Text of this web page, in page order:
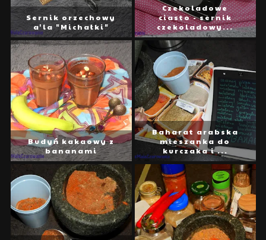
Sernik orzechowy
a'la "Michałki"
Czekoladowe
ciasto - sernik
czekoladowy...
Budyń kakaowy z
bananami
Baharat arabska
mieszanka do
kurczaka i ...